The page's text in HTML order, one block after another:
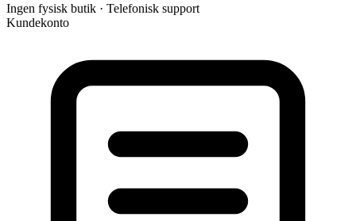
Ingen fysisk butik · Telefonisk support
Kundekonto